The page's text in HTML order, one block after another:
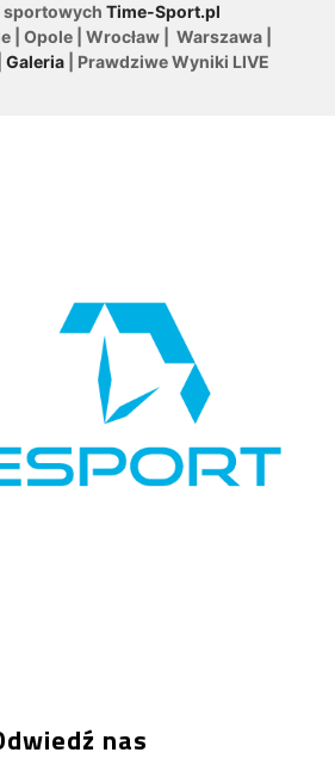
sportowych Time-Sport.pl
| Opole | Wrocław | Warszawa |
Galeria| Prawdziwe Wyniki LIVE
nas